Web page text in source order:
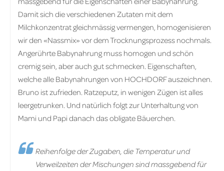
Damit sich die verschiedenen Zutaten mit dem
Milchkonzentrat gleichmässig vermengen, homogenisieren
wir den «Nassmix» vor dem Trocknungsprozess nochmals.
Angerührte Babynahrung muss homogen und schön
cremig sein, aber auch gut schmecken. Eigenschaften,
welche alle Babynahrungen von HOCHDORF auszeichnen.
Bruno ist zufrieden. Ratzeputz, in wenigen Zügen ist alles
leergetrunken. Und natürlich folgt zur Unterhaltung von
Mami und Papi danach das obligate Bäuerchen.
Reihenfolge der Zugaben, die Temperatur und
Verweilzeiten der Mischungen sind massgebend für